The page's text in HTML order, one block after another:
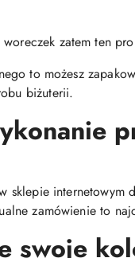
zatem ten
to możesz
biżuterii.
sklepie
zamówienie to
swoje